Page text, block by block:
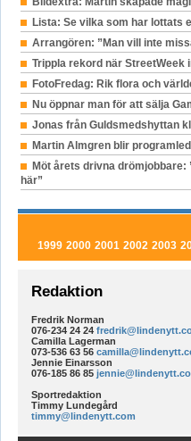
Lista: Se vilka som har lottats
Arrangören: ”Man vill inte
Trippla rekord när StreetWeek
FotoFredag: Rik flora och
Nu öppnar man för att sälja
Jonas från Guldsmedshyttan
Martin Almgren blir
Möt årets drivna drömjobbare:
här”
1999 2000 2001 2002 2003
Redaktion
Fredrik Norman
076-234 24 24
Camilla Lagerman
073-536 63 56
Jennie Einarsson
076-185 86 85
Sportredaktion
Timmy Lundegård
timmy@lindenytt.com